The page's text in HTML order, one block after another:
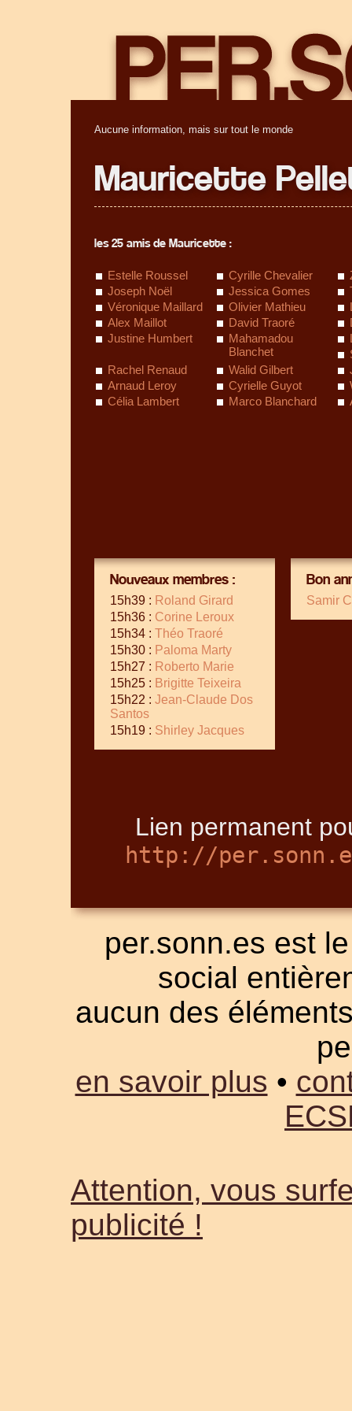
Aucune information, mais sur tout le monde
Mauricette
les 25 amis de Mauricette :
Estelle Roussel Cyrille Chevalier
Joseph Noël
Jessica Gomes
Véronique Maillard
Olivier Mathieu
Alex Maillot
David Traoré
Justine Humbert
Mahamadou
Blanchet
Rachel Renaud
Walid Gilbert
Arnaud Leroy
Cyrielle Guyot
Célia Lambert
Marco Blanchard
Nouveaux membres :
15h39 : Roland Girard
15h36 : Corine Leroux
15h34 : Théo Traoré
15h30 : Paloma Marty
15h27 : Roberto Marie
15h25 : Brigitte Teixeira
15h22 : Jean-Claude Dos
Santos
15h19 : Shirley Jacques
Bon
Samir
Lien permanent
http://
per.sonn.es est
social
aucun des
en savoir plus •
Attention, vous
publicité !